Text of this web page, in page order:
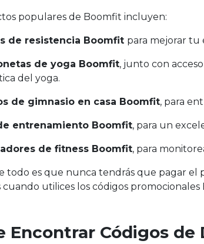
populares de Boomfit incluyen:
de resistencia Boomfit para mejorar
de yoga Boomfit, junto con
del yoga.
de gimnasio en casa Boomfit, para
entrenamiento Boomfit, para un
de fitness Boomfit, para
todo es que nunca tendrás que pagar
utilices los códigos promocionales
Encontrar Códigos